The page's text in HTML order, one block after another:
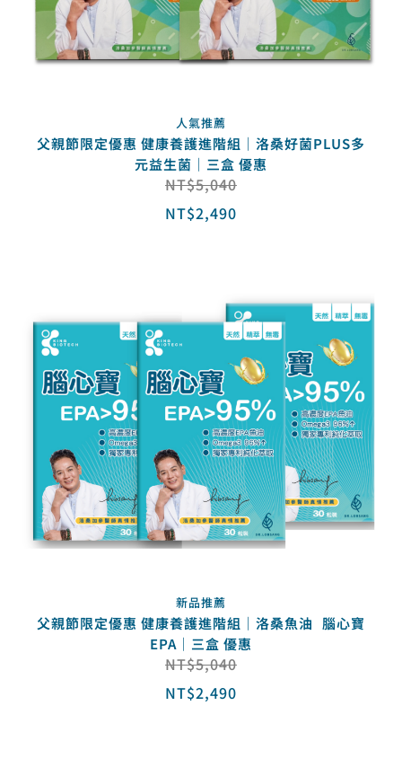
人氣推薦
父親節限定優惠 健康養護進階組｜洛桑好菌PLUS多
元益生菌｜三盒 優惠
NT$5,040
NT$2,490
新品推薦
父親節限定優惠 健康養護進階組｜洛桑魚油 腦心寶
EPA｜三盒 優惠
NT$5,040
NT$2,490